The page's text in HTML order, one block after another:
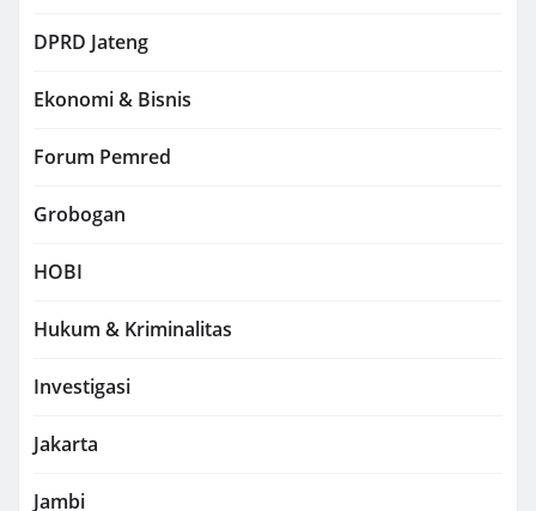
DPRD Jateng
Ekonomi & Bisnis
Forum Pemred
Grobogan
HOBI
Hukum & Kriminalitas
Investigasi
Jakarta
Jambi